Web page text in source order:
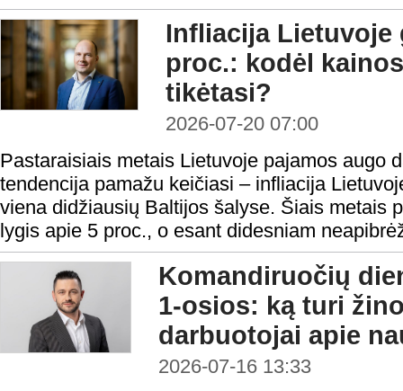
Infliacija Lietuvoje
proc.: kodėl
tikėtasi?
2026-07-20 07:00
Pastaraisiais metais Lietuvoje pajamos augo
tendencija pamažu keičiasi – infliacija
viena didžiausių Baltijos šalyse. Šiais metais
lygis apie 5 proc., o esant didesniam
Komandiruočių
1-osios: ką turi
darbuotojai apie
2026-07-16 13:33